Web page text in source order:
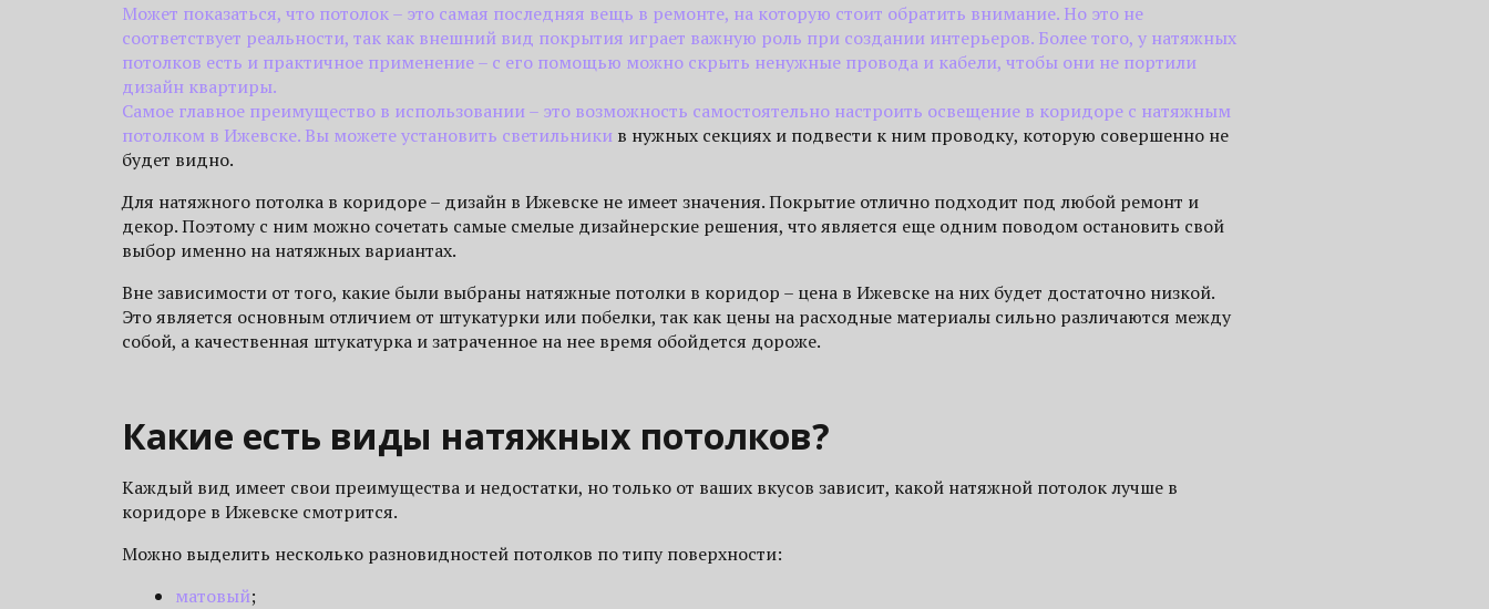
Может показаться, что потолок – это самая последняя вещь в ремонте, на которую стоит обратить внимание. Но это не
соответствует реальности, так как внешний вид покрытия играет важную роль при создании интерьеров. Более того, у натяжных
потолков есть и практичное применение – с его помощью можно скрыть ненужные провода и кабели, чтобы они не портили
дизайн квартиры.
Самое главное преимущество в использовании – это возможность самостоятельно настроить освещение в коридоре с натяжным
потолком в Ижевске. Вы можете установить светильники в нужных секциях и подвести к ним проводку, которую совершенно не
будет видно.
Для натяжного потолка в коридоре – дизайн в Ижевске не имеет значения. Покрытие отлично подходит под любой ремонт и
декор. Поэтому с ним можно сочетать самые смелые дизайнерские решения, что является еще одним поводом остановить свой
выбор именно на натяжных вариантах.
Вне зависимости от того, какие были выбраны натяжные потолки в коридор – цена в Ижевске на них будет достаточно низкой.
Это является основным отличием от штукатурки или побелки, так как цены на расходные материалы сильно различаются между
собой, а качественная штукатурка и затраченное на нее время обойдется дороже.
Какие есть виды натяжных потолков?
Каждый вид имеет свои преимущества и недостатки, но только от ваших вкусов зависит, какой натяжной потолок лучше в
коридоре в Ижевске смотрится.
Можно выделить несколько разновидностей потолков по типу поверхности:
матовый;